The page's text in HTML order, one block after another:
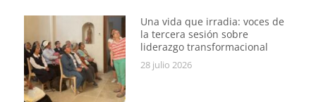
Una vida que irradia: voces de
la tercera sesión sobre
liderazgo transformacional
28 julio 2026